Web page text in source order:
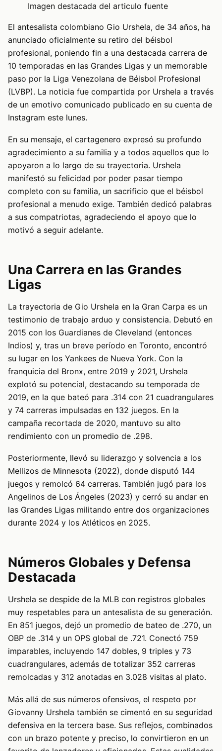
Imagen destacada del articulo fuente
El antesalista colombiano Gio Urshela, de 34 años, ha
anunciado oficialmente su retiro del béisbol
profesional, poniendo fin a una destacada carrera de
10 temporadas en las Grandes Ligas y un memorable
paso por la Liga Venezolana de Béisbol Profesional
(LVBP). La noticia fue compartida por Urshela a través
de un emotivo comunicado publicado en su cuenta de
Instagram este lunes.
En su mensaje, el cartagenero expresó su profundo
agradecimiento a su familia y a todos aquellos que lo
apoyaron a lo largo de su trayectoria. Urshela
manifestó su felicidad por poder pasar tiempo
completo con su familia, un sacrificio que el béisbol
profesional a menudo exige. También dedicó palabras
a sus compatriotas, agradeciendo el apoyo que lo
motivó a seguir adelante.
Una Carrera en las Grandes
Ligas
La trayectoria de Gio Urshela en la Gran Carpa es un
testimonio de trabajo arduo y consistencia. Debutó en
2015 con los Guardianes de Cleveland (entonces
Indios) y, tras un breve período en Toronto, encontró
su lugar en los Yankees de Nueva York. Con la
franquicia del Bronx, entre 2019 y 2021, Urshela
explotó su potencial, destacando su temporada de
2019, en la que bateó para .314 con 21 cuadrangulares
y 74 carreras impulsadas en 132 juegos. En la
campaña recortada de 2020, mantuvo su alto
rendimiento con un promedio de .298.
Posteriormente, llevó su liderazgo y solvencia a los
Mellizos de Minnesota (2022), donde disputó 144
juegos y remolcó 64 carreras. También jugó para los
Angelinos de Los Ángeles (2023) y cerró su andar en
las Grandes Ligas militando entre dos organizaciones
durante 2024 y los Atléticos en 2025.
Números Globales y Defensa
Destacada
Urshela se despide de la MLB con registros globales
muy respetables para un antesalista de su generación.
En 851 juegos, dejó un promedio de bateo de .270, un
OBP de .314 y un OPS global de .721. Conectó 759
imparables, incluyendo 147 dobles, 9 triples y 73
cuadrangulares, además de totalizar 352 carreras
remolcadas y 312 anotadas en 3.028 visitas al plato.
Más allá de sus números ofensivos, el respeto por
Giovanny Urshela también se cimentó en su seguridad
defensiva en la tercera base. Sus reflejos, combinados
con un brazo potente y preciso, lo convirtieron en un